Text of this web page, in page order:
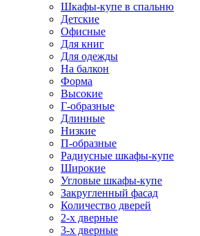
Шкафы-купе в спальню
Детские
Офисные
Для книг
Для одежды
На балкон
Форма
Высокие
Г-образные
Длинные
Низкие
П-образные
Радиусные шкафы-купе
Широкие
Угловые шкафы-купе
Закругленный фасад
Количество дверей
2-х дверные
3-х дверные